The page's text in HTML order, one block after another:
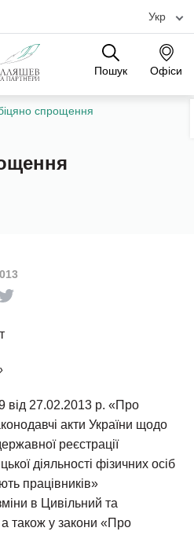
Укр
Пошук Офіси
Галузі
Офіси
спрощення
від 27.02.2013 р. «Про
акти України щодо
реєстрації
діяльності фізичних осіб
працівників»
в Цивільний та
також у закони «Про